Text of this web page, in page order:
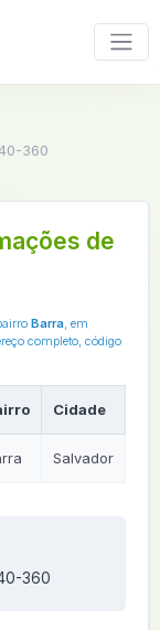
360
de
Barra, em
completo, código
Cidade
Salvador
360